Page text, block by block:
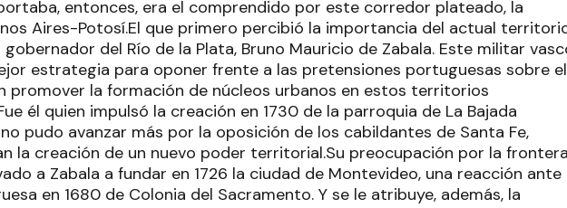
entonces, era el comprendido por este corredor plateado, la
Aires-Potosí.El que primero percibió la importancia del actual
del Río de la Plata, Bruno Mauricio de Zabala. Este militar
estrategia para oponer frente a las pretensiones portuguesas sobre el
promover la formación de núcleos urbanos en estos territorios
él quien impulsó la creación en 1730 de la parroquia de La Bajada
pudo avanzar más por la oposición de los cabildantes de Santa Fe,
la creación de un nuevo poder territorial.Su preocupación por la frontera
a Zabala a fundar en 1726 la ciudad de Montevideo, una reacción ante
en 1680 de Colonia del Sacramento. Y se le atribuye, además, la